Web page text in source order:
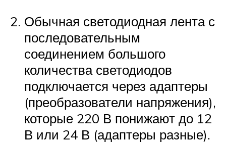
Обычная светодиодная лента с
последовательным
соединением большого
количества светодиодов
подключается через адаптеры
(преобразователи напряжения),
которые 220 В понижают до 12
В или 24 В (адаптеры разные).